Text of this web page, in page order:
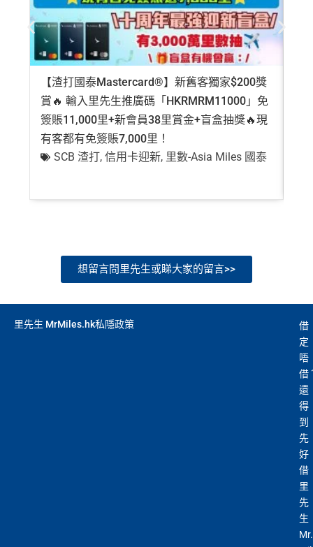
【渣打國泰Mastercard®】新舊客獨家$200獎
賞🔥 輸入里先生推廣碼「HKRMRM11000」免
簽賬11,000里+新會員38里賞金+盲盒抽獎🔥現
有客都有免簽賬7,000里！
SCB 渣打,信用卡迎新, 里數-Asia Miles 國泰
想留言問里先生或睇大家的留言>>
里先生 MrMiles.hk私隱政策
借
定
唔
借
還
得
到
先
好
借
里
先
生
Mr.